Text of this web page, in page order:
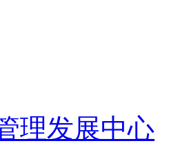
理发展中心